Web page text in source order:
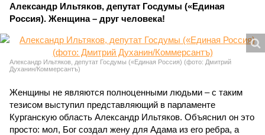
Александр Ильтяков, депутат Госдумы («Единая
Россия). Женщина – друг человека!
Александр Ильтяков, депутат Госдумы («Единая Россия) (фото: Дмитрий
Духанин/Коммерсантъ)
Женщины не являются полноценными людьми – с таким
тезисом выступил представляющий в парламенте
Курганскую область Александр Ильтяков. Объяснил он это
просто: мол, Бог создал жену для Адама из его ребра, а